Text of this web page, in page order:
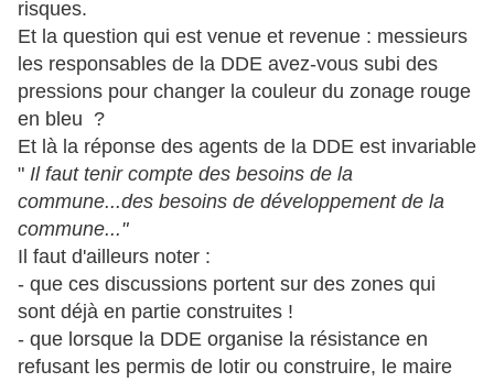
risques.
Et la question qui est venue et revenue : messieurs
les responsables de la DDE avez-vous subi des
pressions pour changer la couleur du zonage rouge
en bleu ?
Et là la réponse des agents de la DDE est invariable
" Il faut tenir compte des besoins de la
commune...des besoins de développement de la
commune..."
Il faut d'ailleurs noter :
- que ces discussions portent sur des zones qui
sont déjà en partie construites !
- que lorsque la DDE organise la résistance en
refusant les permis de lotir ou construire, le maire